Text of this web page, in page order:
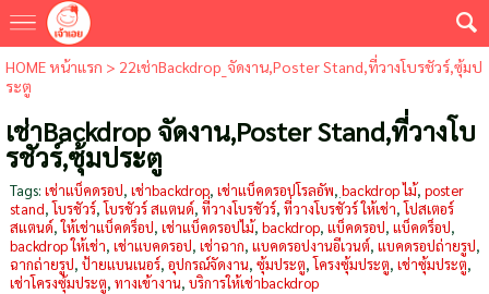
HOME หน้าแรก > 22เช่าBackdrop_จัดงาน,Poster Stand,ที่วางโบรชัวร์,ซุ้มป
ระตู
เช่าBackdrop จัดงาน,Poster Stand,ที่วางโบ
รชัวร์,ซุ้มประตู
Tags: เช่าแบ็คดรอป, เช่าbackdrop, เช่าแบ็คดรอปโรลอัพ, ฺbackdrop ไม้, poster
stand,โบรชัวร์,โบรชัวร์ สแตนด์, ที่วางโบรชัวร์, ที่วางโบรชัวร์ ให้เช่า,โปสเตอร์
สแตนด์,ให้เช่าแบ็คดร็อป, เช่าแบ็คดรอปไม้, backdrop, แบ็คดรอป, แบ็คดร็อป,
backdrop ให้เช่า, เช่าแบคดรอป, เช่าฉาก, แบคดรอปงานอีเวนต์, แบคดรอปถ่ายรูป,
ฉากถ่ายรูป, ป้ายแบนเนอร์, อุปกรณ์จัดงาน, ซุ้มประตู,โครงซุ้มประตู, เช่าซุ้มประตู,
เช่าโครงซุ้มประตู, ทางเข้างาน, บริการให้เช่าbackdrop